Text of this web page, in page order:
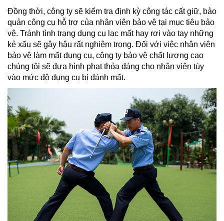
Đồng thời, công ty sẽ kiểm tra định kỳ công tác cất giữ, bảo
quản công cụ hỗ trợ của nhân viên bảo vệ tại mục tiêu bảo
vệ. Tránh tình trạng dụng cụ lạc mất hay rơi vào tay những
kẻ xấu sẽ gây hậu rất nghiệm trọng. Đối với việc nhân viên
bảo vệ làm mất dụng cụ, công ty bảo vệ chất lượng cao
chúng tôi sẽ đưa hình phạt thỏa đáng cho nhân viên tùy
vào mức độ dụng cụ bị đánh mất.